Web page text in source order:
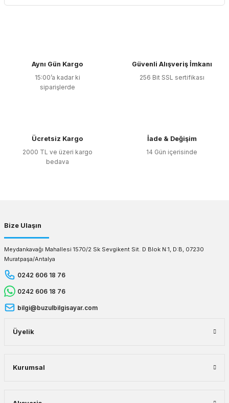
Ürün resmi kalitesiz, bozuk veya görüntülenemiyor.
Ürün açıklamasında eksik bilgiler bulunuyor.
Ürün bilgilerinde hatalar bulunuyor.
Aynı Gün Kargo
15:00’a kadar ki
siparişlerde
Güvenli Alışveriş İmkanı
256 Bit SSL sertifikası
Ücretsiz Kargo
2000 TL ve üzeri kargo
bedava
İade & Değişim
14 Gün içerisinde
Bize Ulaşın
Meydankavağı Mahallesi 1570/2 Sk Sevgikent Sit. D Blok N:1, D:B, 07230
Muratpaşa/Antalya
0242 606 18 76
0242 606 18 76
bilgi@buzulbilgisayar.com
Üyelik
Kurumsal